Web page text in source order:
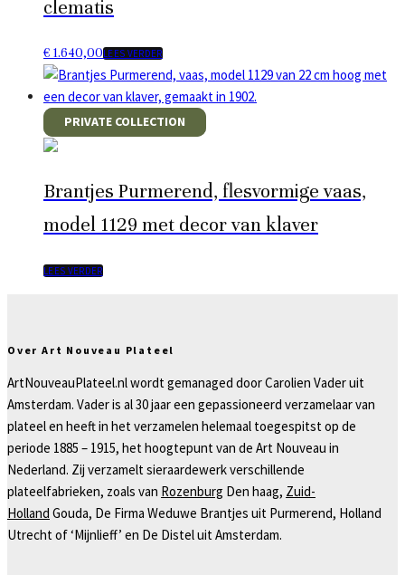
clematis
€ 1.640,00LEES VERDER
PRIVATE COLLECTION
Brantjes Purmerend, flesvormige vaas,
model 1129 met decor van klaver
LEES VERDER
Over Art Nouveau Plateel
ArtNouveauPlateel.nl wordt gemanaged door Carolien Vader uit
Amsterdam. Vader is al 30 jaar een gepassioneerd verzamelaar van
plateel en heeft in het verzamelen helemaal toegespitst op de
periode 1885 – 1915, het hoogtepunt van de Art Nouveau in
Nederland. Zij verzamelt sieraardewerk verschillende
plateelfabrieken, zoals van Rozenburg Den haag, Zuid-
Holland Gouda, De Firma Weduwe Brantjes uit Purmerend, Holland
Utrecht of ‘Mijnlieff’ en De Distel uit Amsterdam.